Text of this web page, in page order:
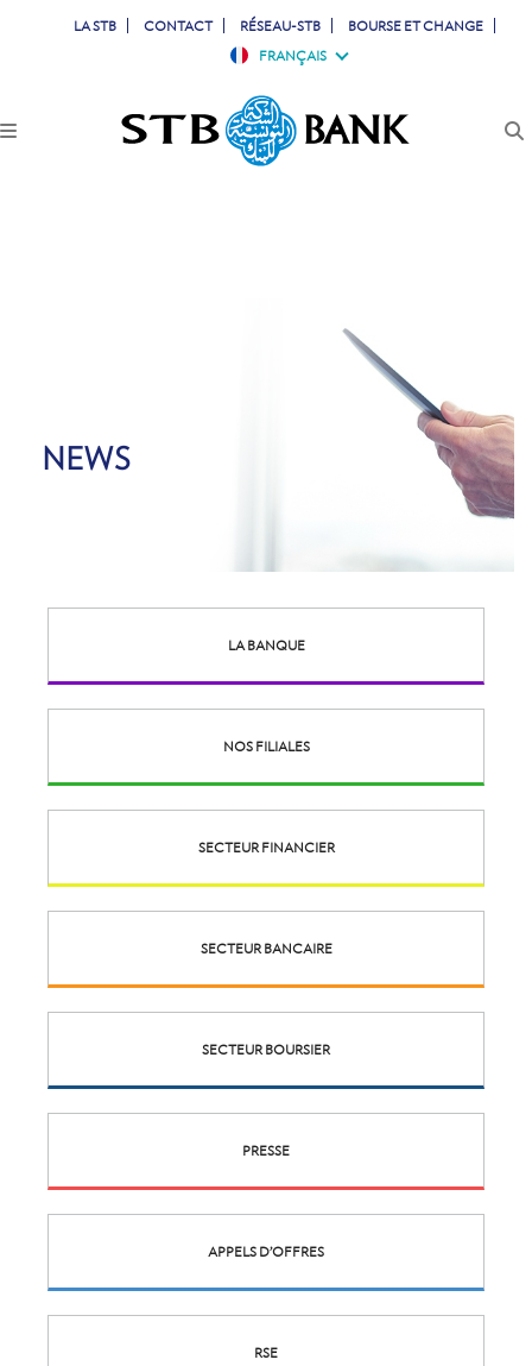
SIMULATEURS
LA STB CONTACT RÉSEAU-STB
BOURSE ET CHANGE
FRANÇAIS
NEWS
LA BANQUE
NOS FILIALES
SECTEUR FINANCIER
SECTEUR BANCAIRE
SECTEUR BOURSIER
PRESSE
APPELS D’OFFRES
RSE